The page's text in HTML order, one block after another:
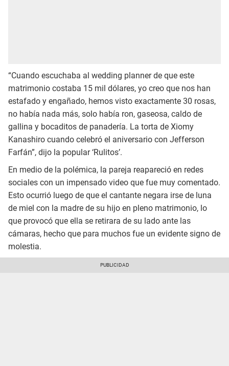
“Cuando escuchaba al wedding planner de que este
matrimonio costaba 15 mil dólares, yo creo que nos han
estafado y engañado, hemos visto exactamente 30 rosas,
no había nada más, solo había ron, gaseosa, caldo de
gallina y bocaditos de panadería. La torta de Xiomy
Kanashiro cuando celebró el aniversario con Jefferson
Farfán”, dijo la popular ‘Rulitos’.
En medio de la polémica, la pareja reapareció en redes
sociales con un impensado video que fue muy comentado.
Esto ocurrió luego de que el cantante negara irse de luna
de miel con la madre de su hijo en pleno matrimonio, lo
que provocó que ella se retirara de su lado ante las
cámaras, hecho que para muchos fue un evidente signo de
molestia.